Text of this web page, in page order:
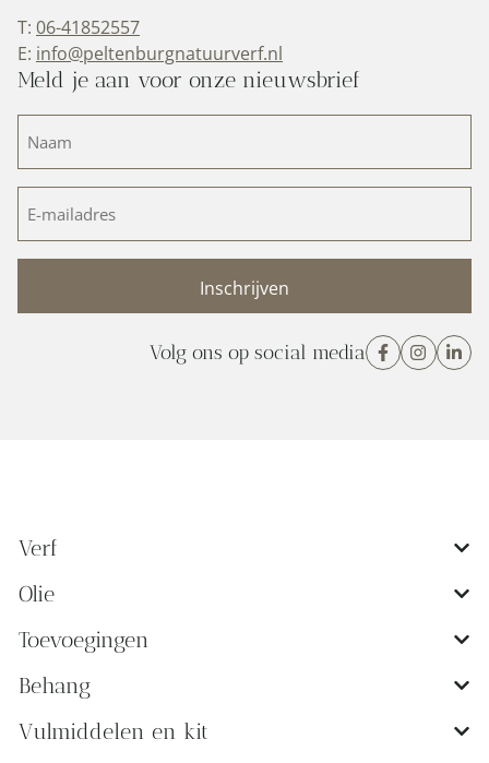
T: 06-41852557
E: info@peltenburgnatuurverf.nl
Meld je aan voor onze nieuwsbrief
(Vereist)
mailadres
Volg ons op social media
Verf
Olie
Toevoegingen
Behang
Vulmiddelen en kit